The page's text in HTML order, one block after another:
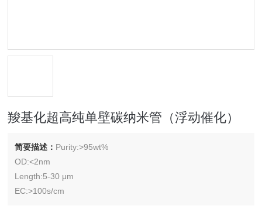
羧基化超高纯单壁碳纳米管（浮动催化）
简要描述： Purity:>95wt%
OD:<2nm
Length:5-30 μm
EC:>100s/cm